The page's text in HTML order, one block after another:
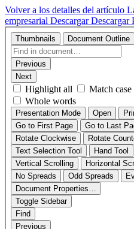
Volver a los detalles del artículo
empresarial DescargarDescargar